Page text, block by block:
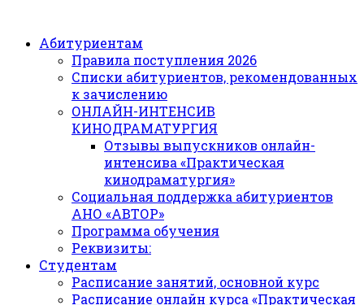
Абитуриентам
Правила поступления 2026
Списки абитуриентов, рекомендованных
к зачислению
ОНЛАЙН-ИНТЕНСИВ
КИНОДРАМАТУРГИЯ
Отзывы выпускников онлайн-
интенсива «Практическая
кинодраматургия»
Социальная поддержка абитуриентов
АНО «АВТОР»
Программа обучения
Реквизиты:
Студентам
Расписание занятий, основной курс
Расписание онлайн курса «Практическая